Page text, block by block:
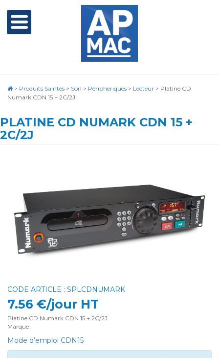
> Produits Saintes > Son > Périphériques > Lecteur > Platine CD
Numark CDN 15 + 2C/2J
PLATINE CD NUMARK CDN 15 +
2C/2J
CODE ARTICLE : SPLCDNUMARK
7.56 €/jour HT
Platine CD Numark CDN 15 + 2C/2J
Marque :
Mode d’emploi CDN15